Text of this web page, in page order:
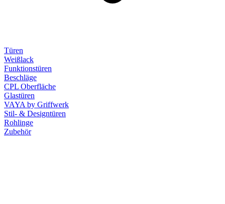
Türen
Weißlack
Funktionstüren
Beschläge
CPL Oberfläche
Glastüren
VAYA by Griffwerk
Stil- & Designtüren
Rohlinge
Zubehör